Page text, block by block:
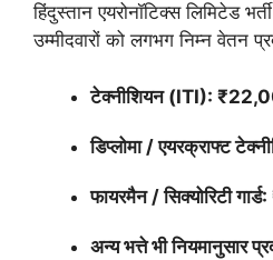
हिंदुस्तान एयरोनॉटिक्स लिमिटेड
उम्मीदवारों को लगभग निम्न वेतन
टेक्नीशियन (ITI):
डिप्लोमा / एयरक्राफ्ट
फायरमैन / सिक्योरिटी
अन्य भत्ते भी नियमानुसार